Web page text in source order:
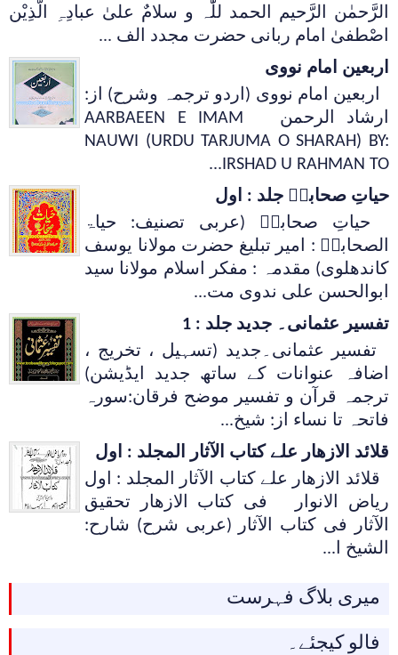
الرَّحمٰن الرَّحیم الحمد للّٰہ و سلامٌ علیٰ عبادِہِ الّذِیْن
اصْطفیٰ امام ربانی حضرت مجدد الف ...
اربعین امام نووی
اربعین امام نووی (اردو ترجمہ وشرح) از:
ارشاد الرحمن AARBAEEN E IMAM
NAUWI (URDU TARJUMA O SHARAH) BY:
IRSHAD U RAHMAN TO...
حیاتِ صحابہؓ جلد : اول
حیاتِ صحابہؓ (عربی تصنیف: حیاۃ
الصحابہؓ : امیر تبلیغ حضرت مولانا یوسف
کاندھلوی) مقدمہ : مفکر اسلام مولانا سید
ابوالحسن علی ندوی مت...
تفسیر عثمانی۔ جدید جلد : 1
تفسیر عثمانی۔جدید (تسہیل ، تخریج ،
اضافہ عنوانات کے ساتھ جدید ایڈیشن)
ترجمہ قرآن و تفسیر موضح فرقان:سورہ
فاتحہ تا نساء از: شیخ...
قلائد الازھار علے کتاب الآثار المجلد : اول
قلائد الازھار علے کتاب الآثار المجلد : اول
ریاض الانوار فی کتاب الازھار تحقیق
الآثار فی کتاب الآثار (عربی شرح) شارح:
الشیخ ا...
میری بلاگ فہرست
فالو کیجئے۔